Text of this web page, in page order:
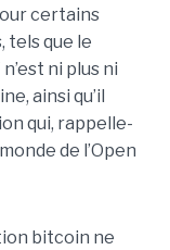
certains
tels que le
ni plus ni
ainsi qu’il
qui, rappelle-
de l’Open
bitcoin ne